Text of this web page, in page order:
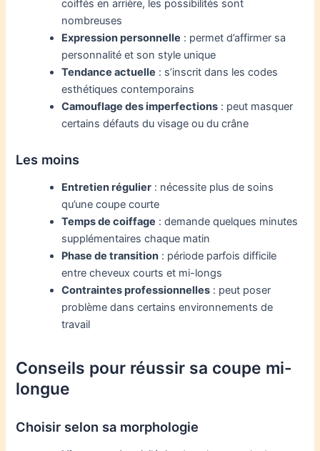
coiffés en arrière, les possibilités sont
nombreuses
Expression personnelle : permet d’affirmer sa
personnalité et son style unique
Tendance actuelle : s’inscrit dans les codes
esthétiques contemporains
Camouflage des imperfections : peut masquer
certains défauts du visage ou du crâne
Les moins
Entretien régulier : nécessite plus de soins
qu’une coupe courte
Temps de coiffage : demande quelques minutes
supplémentaires chaque matin
Phase de transition : période parfois difficile
entre cheveux courts et mi-longs
Contraintes professionnelles : peut poser
problème dans certains environnements de
travail
Conseils pour réussir sa coupe mi-
longue
Choisir selon sa morphologie